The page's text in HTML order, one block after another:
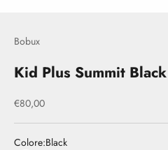
Bobux
Kid Plus Summit
Prezzo scontato
€80,00
Colore:Black